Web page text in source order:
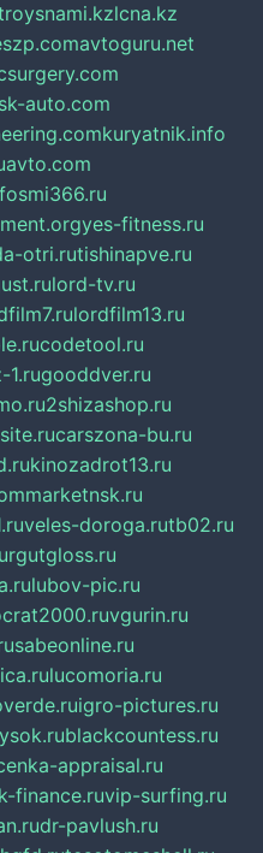
lcna.kz
avtoguru.net
auto.com
kuryatnik.info
smi366.ru
yes-fitness.ru
otri.rutishinapve.ru
lord-tv.ru
lordfilm13.ru
codetool.ru
1.rugooddver.ru
2shizashop.ru
carszona-bu.ru
kinozadrot13.ru
veles-doroga.rutb02.ru
lubov-pic.ru
vgurin.ru
sabeonline.ru
lucomoria.ru
igro-pictures.ru
blackcountess.ru
appraisal.ru
finance.ruvip-surfing.ru
dr-pavlush.ru